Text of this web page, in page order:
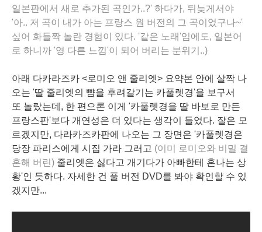
일본판에서 새로 추가된 곡인가..?' 하다가, 뒤늦게서야
'아.. 저 곡이 내가 아는 프랑스 원 버전 의 그 곡이었구나~'
싶어 화들짝 놀란 경험이 있다. '같은 노래 '임에도, 일본어
로 하니까 '영 다른 느낌'이 되어 버리는 분위기..)
아래 다카라즈카 <로미오 앤 줄리엣> 요약본 안에 살짝 나
오는 '딸 줄리엣의 뺨을 후려갈기는 카풀렛경'을 보구서
또 놀랐는데, 한 편으론 이게 '카풀렛경을 딸 바보 로 만든
프랑스판'보다 개연성은 더 있다는 생각이 들었다. 잘은 모
르겠지만, 다라카즈카판에 나오는 그 장면은 '카풀렛경은
당장 파리스에게 시집 가라 그러고 (이미 로미오와 비밀 결
혼해 버린) 줄리엣은 싫다고 개기다가 아빠한테 혼나는 상
황'인 듯하다. 자세한 건 풀 버전 DVD를 봐야 확인할 수 있
겠지만...